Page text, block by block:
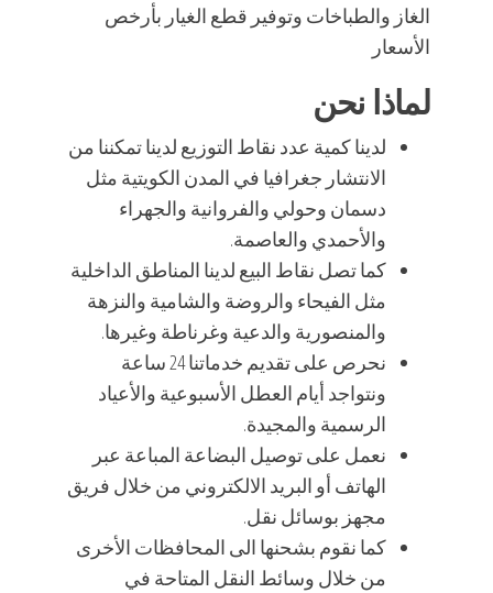
الغاز والطباخات وتوفير قطع الغيار بأرخص
الأسعار
لماذا نحن
لدينا كمية عدد نقاط التوزيع لدينا تمكننا من
الانتشار جغرافيا في المدن الكويتية مثل
دسمان وحولي والفروانية والجهراء
والأحمدي والعاصمة.
كما تصل نقاط البيع لدينا المناطق الداخلية
مثل الفيحاء والروضة والشامية والنزهة
والمنصورية والدعية وغرناطة وغيرها.
نحرص على تقديم خدماتنا 24 ساعة
ونتواجد أيام العطل الأسبوعية والأعياد
الرسمية والمجيدة.
نعمل على توصيل البضاعة المباعة عبر
الهاتف أو البريد الالكتروني من خلال فريق
مجهز بوسائل نقل.
كما نقوم بشحنها الى المحافظات الأخرى
من خلال وسائط النقل المتاحة في